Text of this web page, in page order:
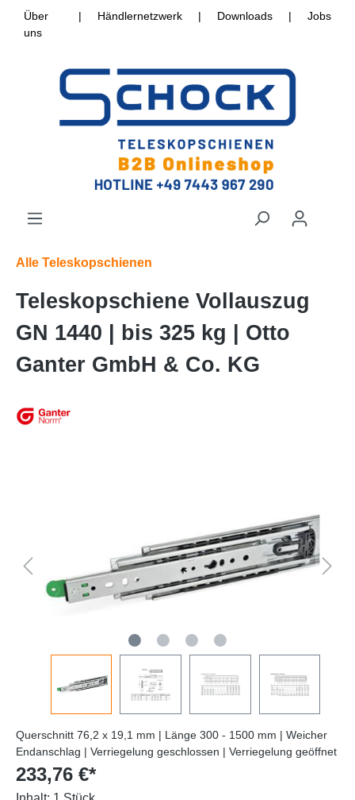
Über
uns
| Händlernetzwerk | Downloads | Jobs
Alle Teleskopschienen
Teleskopschiene Vollauszug
GN 1440 | bis 325 kg | Otto
Ganter GmbH & Co. KG
Querschnitt 76,2 x 19,1 mm | Länge 300 - 1500 mm | Weicher
Endanschlag | Verriegelung geschlossen | Verriegelung geöffnet
233,76 €*